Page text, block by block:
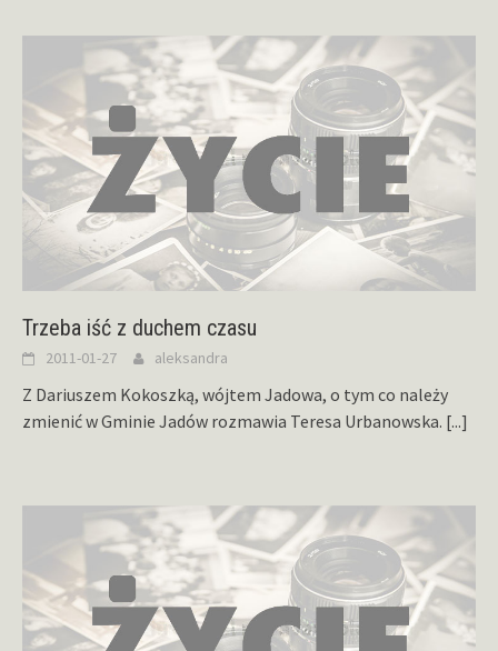
Trzeba iść z duchem czasu
2011-01-27 aleksandra
Z Dariuszem Kokoszką, wójtem Jadowa, o tym co należy
zmienić w Gminie Jadów rozmawia Teresa Urbanowska. [...]